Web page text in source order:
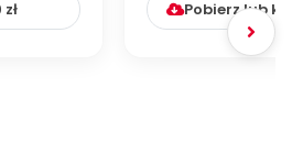
zł Pobierz lub